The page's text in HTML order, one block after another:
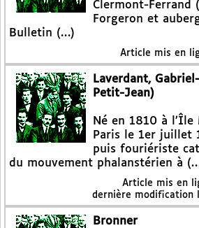
Clermont-Ferrand
Forgeron et
Bulletin (…)
Article mis en
Laverdant,
Petit-Jean)
Né en 1810 à
Paris le 1er juillet
puis fouriériste
du mouvement phalanstérien à
Article mis en
dernière modification
Bronner